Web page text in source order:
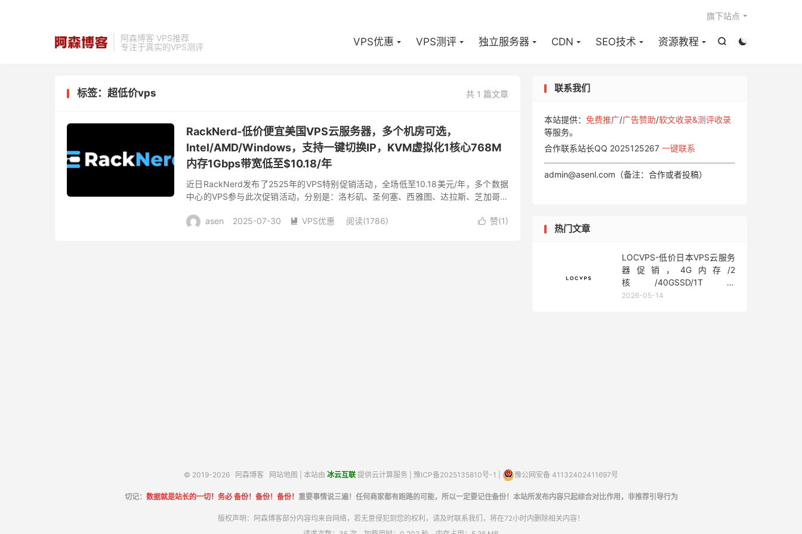
阿森博客 VPS推荐
专注于真实的VPS测评


VPS优惠 VPS测评 独立服务器 CDN SEO技术 资源教程
旗下站点
共 1 篇文章
标签：超低价vps
RackNerd-低价便宜美国VPS云服务器，多个机房可选，
Intel/AMD/Windows，支持一键切换IP，KVM虚拟化1核心768M
内存1Gbps带宽低至$10.18/年
近日RackNerd发布了2525年的VPS特别促销活动，全场低至10.18美元/年，多个数据
中心的VPS参与此次促销活动，分别是：洛杉矶、圣何塞、西雅图、达拉斯、芝加哥、
 赞(1)
asen 2025-07-30  VPS优惠 阅读(1786)
联系我们
本站提供： 免费推广/广告赞助/软文收录&测评收录
等服务。
合作联系站长QQ 2025125267 一键联系
admin@asenl.com（备注：合作或者投稿）
热门文章
LOCVPS-低价日本VPS云服务
器促销，4G内存/2
核/40GSSD/1T流
量/450Mbps带宽，低至36元/
2026-05-14
© 2019-2026 阿森博客 网站地图 | 本站由 冰云互联 提供云计算服务 | 豫ICP备2025135810号-1 豫公网安备 41132402411697号
切记： 数据就是站长的一切！务必 备份！备份！备份！ 重要事情说三遍！任何商家都有跑路的可能，所以一定要记住备份！本站所发布内容只起综合对比作用，非推荐引导行为
版权声明：阿森博客部分内容均来自网络，若无意侵犯到您的权利，请及时联系我们，将在72小时内删除相关内容！